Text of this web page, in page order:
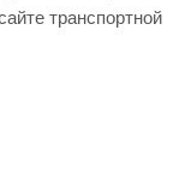
транспортной